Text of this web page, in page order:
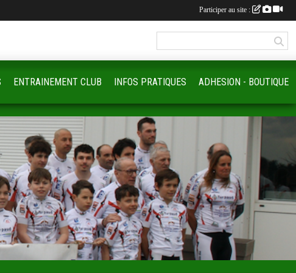
ENTRAINEMENT CLUB INFOS PRATIQUES ADHESION - BOUTIQUE
Participer au site :